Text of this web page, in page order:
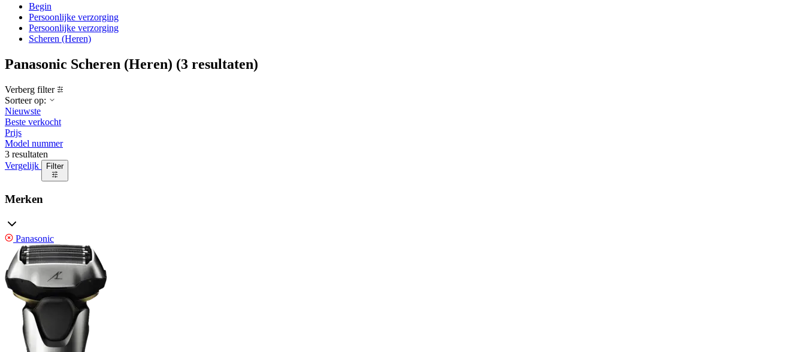
Begin
Persoonlijke verzorging
Persoonlijke verzorging
Scheren (Heren)
Panasonic Scheren (Heren) (3 resultaten)
Verberg filter
Sorteer op:
Nieuwste
Beste verkocht
Prijs
Model nummer
3 resultaten
Vergelijk
Filter
Merken
Panasonic